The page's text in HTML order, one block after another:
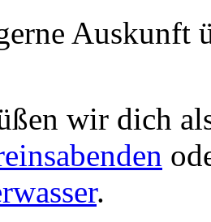
Auskunft
wir dich
.